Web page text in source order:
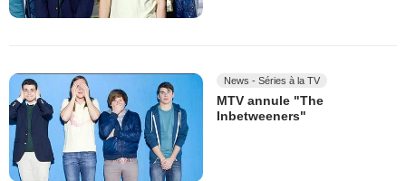
News - Séries à la TV
MTV annule "The
Inbetweeners"